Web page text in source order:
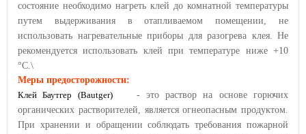
состояние необходимо нагреть клей до комнатной температуры
путем выдерживания в отапливаемом помещении, не
использовать нагревательные приборы для разогрева клея. Не
рекомендуется использовать клей при температуре ниже +10
°С.\
Меры предосторожности:
Клей Баутгер (Bautger)
- это раствор на основе горючих
органических растворителей, является огнеопасным продуктом.
При хранении и обращении соблюдать требования пожарной